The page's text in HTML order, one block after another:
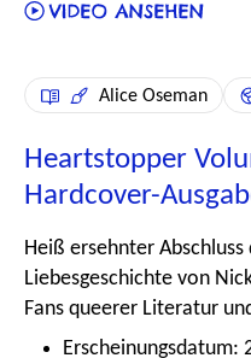
Alice Oseman
Heartstopper
Hardcover-
Heiß ersehnter
Liebesgeschichte von
Fans queerer Literatur
Erscheinungsdatum: